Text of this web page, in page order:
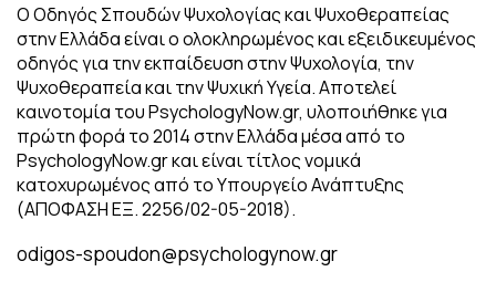
Ο Οδηγός Σπουδών Ψυχολογίας και Ψυχοθεραπείας
στην Ελλάδα είναι ο ολοκληρωμένος και εξειδικευμένος
οδηγός για την εκπαίδευση στην Ψυχολογία, την
Ψυχοθεραπεία και την Ψυχική Υγεία. Αποτελεί
καινοτομία του PsychologyNow.gr, υλοποιήθηκε για
πρώτη φορά το 2014 στην Ελλάδα μέσα από το
PsychologyNow.gr και είναι τίτλος νομικά
κατοχυρωμένος από το Υπουργείο Ανάπτυξης
(ΑΠΟΦΑΣΗ ΕΞ. 2256/02-05-2018).
odigos-spoudon@psychologynow.gr